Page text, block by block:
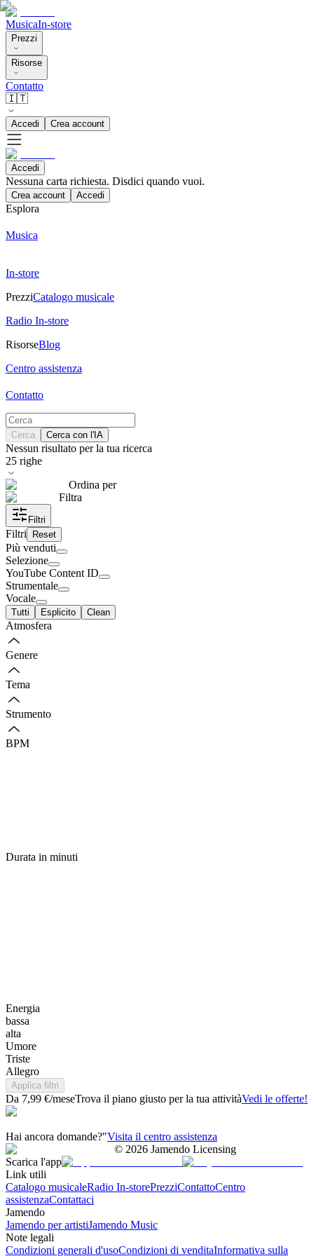
MusicaIn-store
Prezzi
Risorse
Contatto
🇮🇹
Accedi Crea account
Accedi
Nessuna carta richiesta. Disdici quando vuoi.
Crea account Accedi
Esplora
Musica
In-store
PrezziCatalogo musicale
Radio In-store
RisorseBlog
Centro assistenza
Contatto
Cerca Cerca con l'IA
Nessun risultato per la tua ricerca
25 righe
Ordina per
Filtra
Filtri
Filtri Reset
Più venduti
Selezione
YouTube Content ID
Strumentale
Vocale
Tutti Esplicito Clean
Atmosfera
Genere
Tema
Strumento
BPM
Durata in minuti
Energia
bassa
alta
Umore
Triste
Allegro
Applica filtri
Da 7,99 €/meseTrova il piano giusto per la tua attivitàVedi le offerte!
Hai ancora domande?"Visita il centro assistenza
© 2026 Jamendo Licensing
Scarica l'app
Link utili
Catalogo musicaleRadio In-storePrezziContattoCentro
assistenzaContattaci
Jamendo
Jamendo per artistiJamendo Music
Note legali
Condizioni generali d'usoCondizioni di venditaInformativa sulla